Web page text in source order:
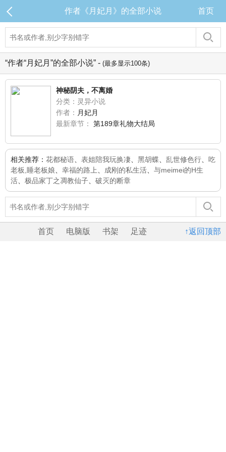
作者《月妃月》的全部小说 首页
“作者“月妃月”的全部小说” - (最多显示100条)
神秘阴夫，不离婚
分类：灵异小说
作者： 月妃月
最新章节：
第189章礼物大结局
相关推荐： 花都秘语 表姐陪我玩换凄 黑胡蝶 乱世修色行
吃
老板,睡老板娘
幸福的路上 成刚的私生活
与meimei的H生
活
极品家丁之凋教仙子 破灭的断章
↑返回顶部
首页 电脑版 书架 足迹